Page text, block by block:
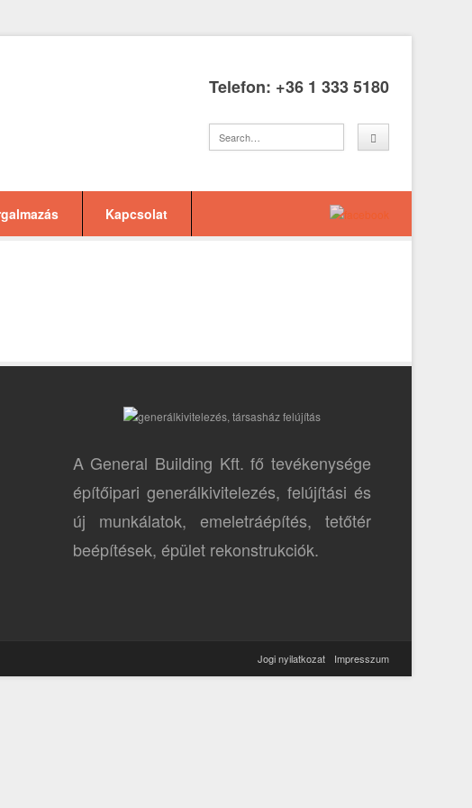
Telefon: +36 1 333 5180
Kapcsolat
A General Building Kft. fő tevékenysége
építőipari generálkivitelezés, felújítási és
új munkálatok, emeletráépítés, tetőtér
beépítések, épület rekonstrukciók.
Jogi nyilatkozat Impresszum